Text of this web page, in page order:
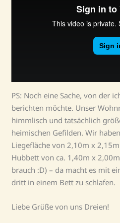
PS: Noch eine Sache, von der
berichten möchte. Unser
himmlisch und tatsächlich
heimischen Gefilden. Wir
Liegefläche von 2,10m x
Hubbett von ca. 1,40m x
brauch :D) – da macht es mit
dritt in einem Bett zu schlafen.
Liebe Grüße von uns Dreien!